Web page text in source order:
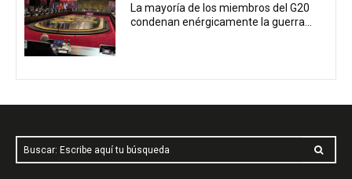
La mayoría de los miembros del G20
condenan enérgicamente la guerra...
Buscar: Escribe aquí tu búsqueda